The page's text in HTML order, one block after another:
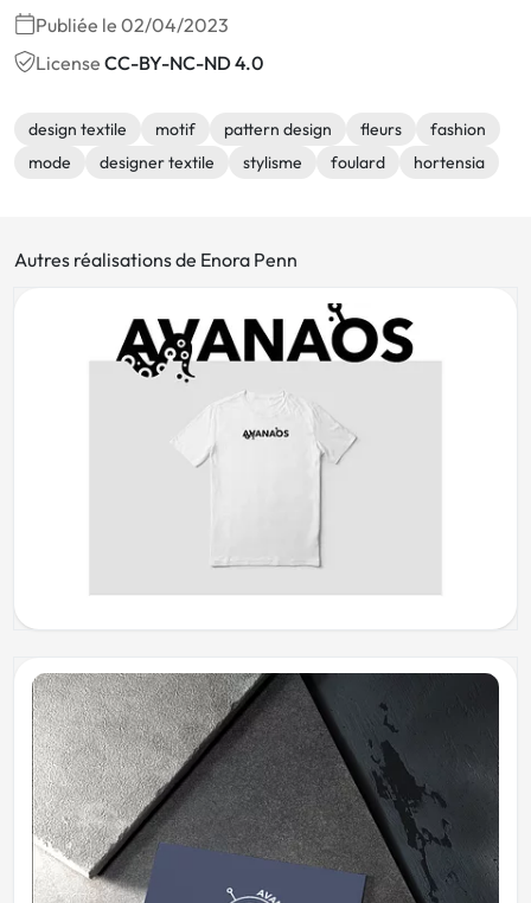
Publiée le 02/04/2023
License CC-BY-NC-ND 4.0
design textile motif pattern design fleurs
fashion
mode
designer textile stylisme foulard hortensia
Autres réalisations de Enora Penn